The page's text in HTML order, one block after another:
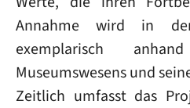
Annahme wird in
exemplarisch
Museumswesens und
Zeitlich umfasst das